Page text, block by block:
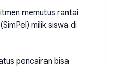
memutus rantai
milik siswa di
pencairan bisa